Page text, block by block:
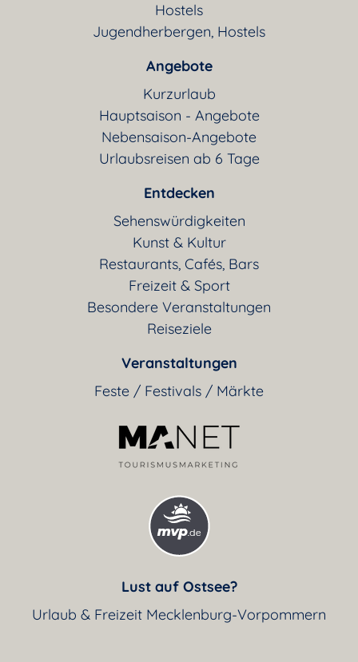
Hostels
Jugendherbergen, Hostels
Angebote
Kurzurlaub
Hauptsaison - Angebote
Nebensaison-Angebote
Urlaubsreisen ab 6 Tage
Entdecken
Sehenswürdigkeiten
Kunst & Kultur
Restaurants, Cafés, Bars
Freizeit & Sport
Besondere Veranstaltungen
Reiseziele
Veranstaltungen
Feste / Festivals / Märkte
Lust auf Ostsee?
Urlaub & Freizeit Mecklenburg-Vorpommern